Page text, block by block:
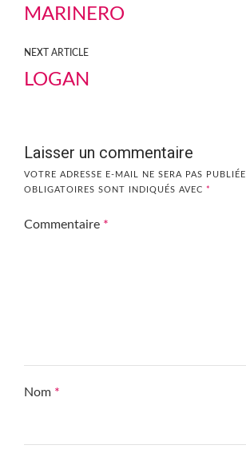
MARINERO
NEXT ARTICLE
LOGAN
Laisser un commentaire
VOTRE ADRESSE E-MAIL NE SERA PAS PUBLIÉE.
OBLIGATOIRES SONT INDIQUÉS AVEC *
Commentaire *
Nom *